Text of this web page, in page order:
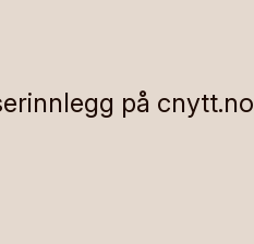
på cnytt.no